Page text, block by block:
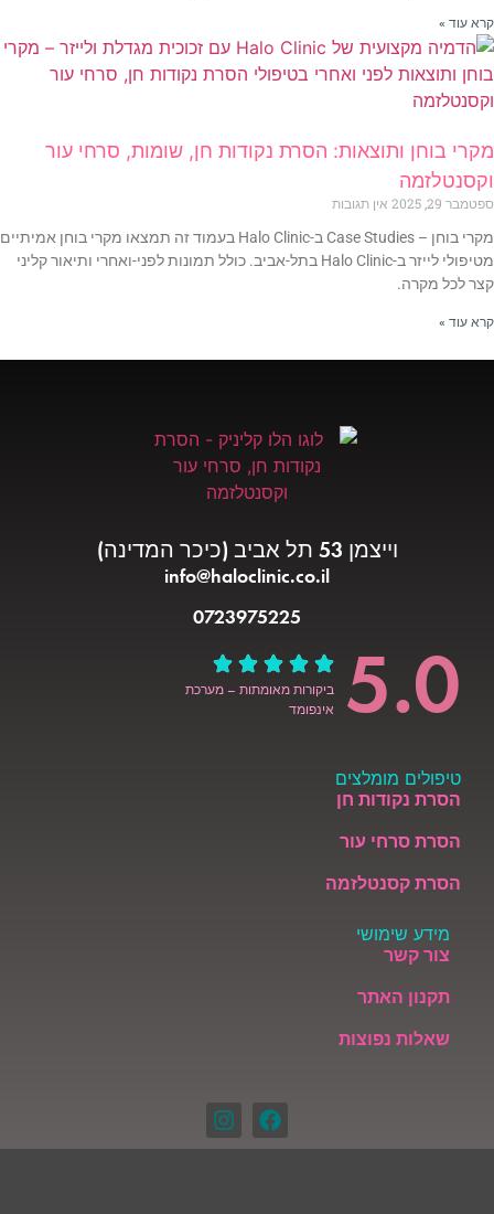
קרא עוד »
מקרי בוחן ותוצאות: הסרת נקודות חן, שומות, סרחי עור
וקסנטלזמה
ספטמבר 29, 2025
אין תגובות
מקרי בוחן – Case Studies ב-Halo Clinic בעמוד זה תמצאו מקרי בוחן אמיתיים
מטיפולי לייזר ב-Halo Clinic בתל-אביב. כולל תמונות לפני-ואחרי ותיאור קליני
קצר לכל מקרה.
קרא עוד »
וייצמן 53 תל אביב (כיכר המדינה)
info@haloclinic.co.il
0723975225
5.0
ביקורות מאומתות – מערכת
אינפומד
טיפולים מומלצים
הסרת נקודות חן
הסרת סרחי עור
הסרת קסנטלזמה
מידע שימושי
צור קשר
תקנון האתר
שאלות נפוצות